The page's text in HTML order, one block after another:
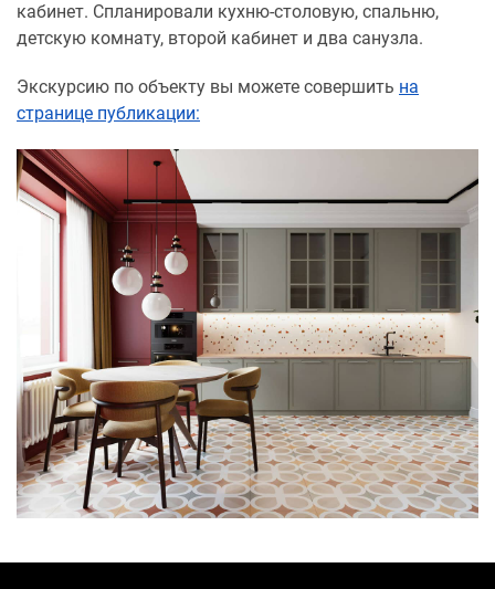
кабинет. Спланировали кухню-столовую, спальню,
детскую комнату, второй кабинет и два санузла.
Экскурсию по объекту вы можете совершить на
странице публикации: